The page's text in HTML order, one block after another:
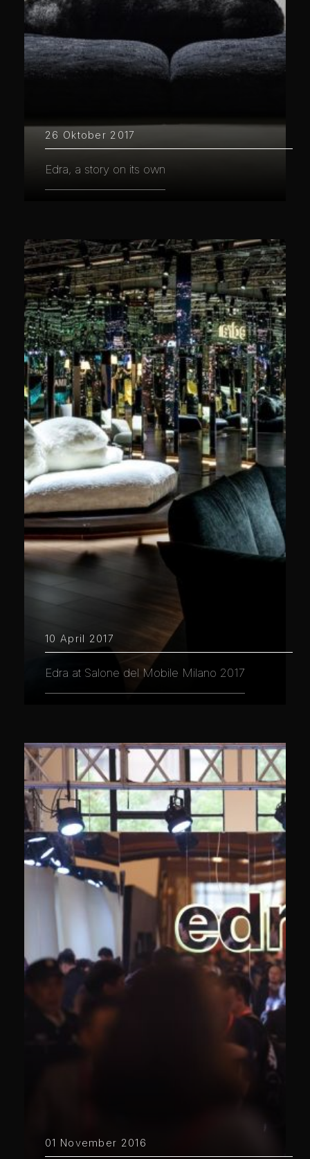
26 Oktober 2017
Edra, a story on its own
10 April 2017
Edra at Salone del Mobile Milano 2017
01 November 2016